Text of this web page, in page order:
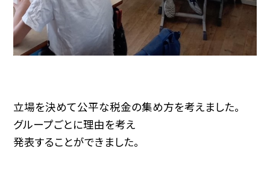
立場を決めて公平な税金の集め方を考えました。
グループごとに理由を考え
発表することができました。